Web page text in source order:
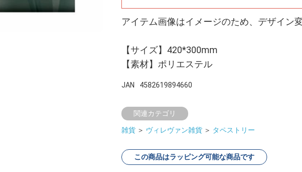
アイテム画像はイメージのため、デザイン
【サイズ】420*300mm
【素材】ポリエステル
JAN 4582619894660
関連カテゴリ
雑貨 ＞ ヴィレヴァン雑貨 ＞ タペストリー
この商品はラッピング可能な商品です